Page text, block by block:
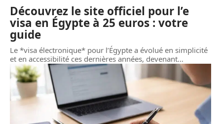
Découvrez le site officiel pour l’e
visa en Égypte à 25 euros : votre
guide
Le *visa électronique* pour l’Égypte a évolué en simplicité
et en accessibilité ces dernières années, devenant…